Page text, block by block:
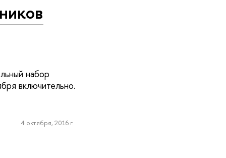
набор
включительно.
4 октября, 2016 г.